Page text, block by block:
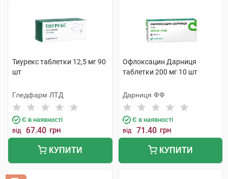
Тиурекс таблетки 12,5 мг 90
шт
Гледфарм ЛТД
Є в наявності
від 67.40 грн
КУПИТИ
Офлоксацин Дарниця
таблетки 200 мг 10 шт
Дарниця ФФ
Є в наявності
від 71.40 грн
КУПИТИ